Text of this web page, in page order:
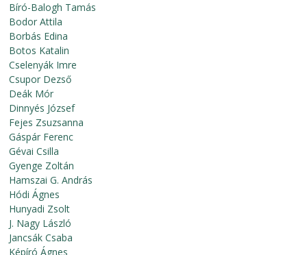
Bíró-Balogh Tamás
Bodor Attila
Borbás Edina
Botos Katalin
Cselenyák Imre
Csupor Dezső
Deák Mór
Dinnyés József
Fejes Zsuzsanna
Gáspár Ferenc
Gévai Csilla
Gyenge Zoltán
Hamszai G. András
Hódi Ágnes
Hunyadi Zsolt
J. Nagy László
Jancsák Csaba
Képíró Ágnes